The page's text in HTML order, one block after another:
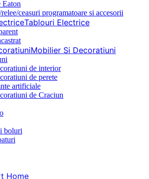
Eaton
ceasuri programatoare si accesorii
Tablouri Electrice
Mobilier Si Decoratiuni
de interior
de perete
artificiale
de Craciun
boluri
Home